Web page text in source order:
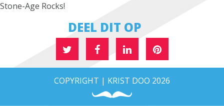
Stone-Age Rocks!
DEEL DIT OP
COPYRIGHT | KRIST DOO 2026